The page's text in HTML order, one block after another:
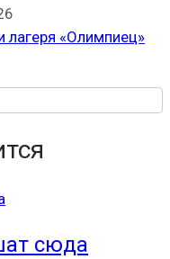
лагеря «Олимпиец»
сюда